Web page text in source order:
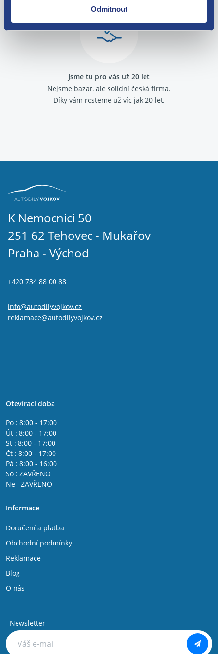
Odmítnout
Jsme tu pro vás už 20 let
Nejsme bazar, ale solidní česká firma.
Díky vám rosteme už víc jak 20 let.
K Nemocnici 50
251 62 Tehovec - Mukařov
Praha - Východ
+420 734 88 00 88
info@autodilyvojkov.cz
reklamace@autodilyvojkov.cz
Otevírací doba
Po : 8:00 - 17:00
Út : 8:00 - 17:00
St : 8:00 - 17:00
Čt : 8:00 - 17:00
Pá : 8:00 - 16:00
So : ZAVŘENO
Ne : ZAVŘENO
Informace
Doručení a platba
Obchodní podmínky
Reklamace
Blog
O nás
Newsletter